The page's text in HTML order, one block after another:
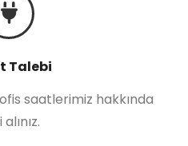
Talebi
saatlerimiz hakkında